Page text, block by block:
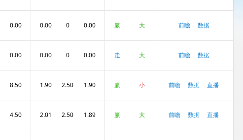
0.00 0.00 0 0.00 赢 大 前瞻 数据
0.00 0.00 0 0.00 走 大 前瞻 数据
8.50 1.90 2.50 1.90 赢 小 前瞻 数据 直播
4.50 2.01 2.50 1.89 赢 大 前瞻 数据 直播